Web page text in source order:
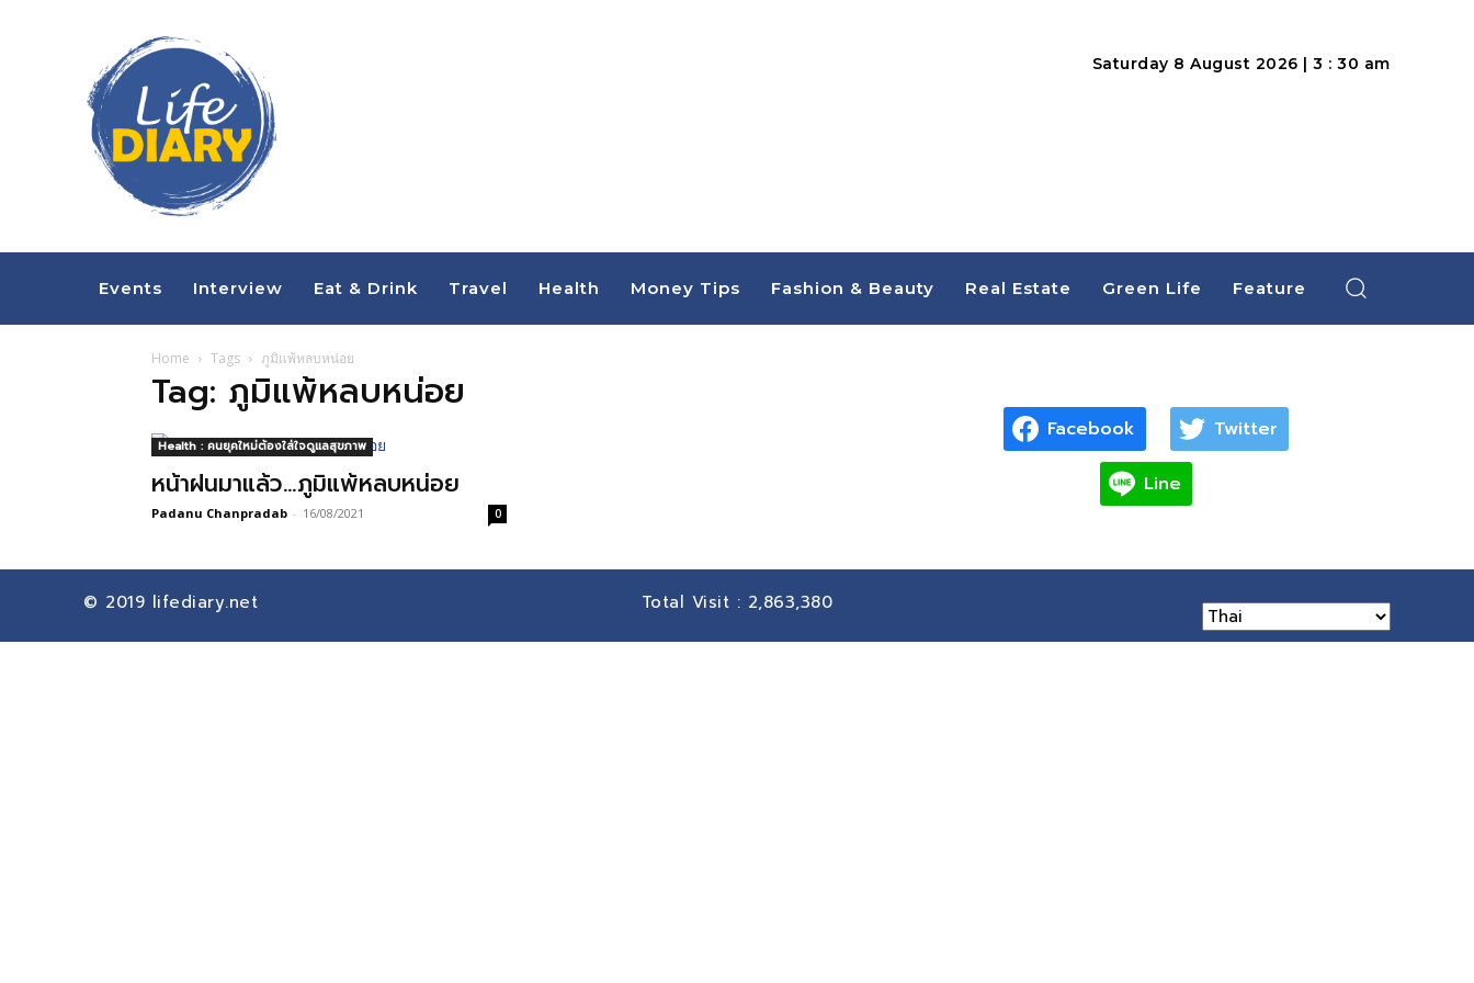
Saturday 8 August 2026 | 3 : 30 am
Events Interview Eat & Drink Travel Health Money Tips Fashion & Beauty Real Estate Green Life Feature
Home Tags ภูมิแพ้หลบหน่อย
Tag: ภูมิแพ้หลบหน่อย
Health : คนยุคใหม่ต้องใส่ใจดูแลสุขภาพ
หน้าฝนมาแล้ว…ภูมิแพ้หลบหน่อย
Padanu Chanpradab - 16/08/2021 0
Facebook Twitter
Line
© 2019 lifediary.net Total Visit : 2,863,380